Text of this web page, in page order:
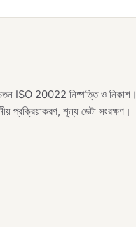
ISO 20022 নিষ্পত্তি ও নিকাশ।
প্রক্রিয়াকরণ, শূন্য ডেটা সংরক্ষণ।